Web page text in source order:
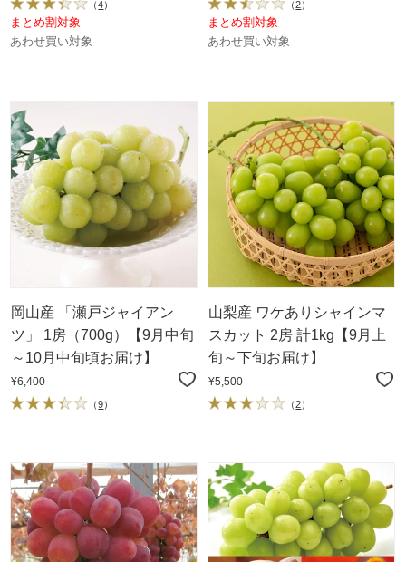
（4）
まとめ割対象
あわせ買い対象
（2）
まとめ割対象
あわせ買い対象
岡山産 「瀬戸ジャイアン
ツ」 1房（700g）【9月中旬
～10月中旬頃お届け】
¥6,400
（9）
山梨産 ワケありシャインマ
スカット 2房 計1kg【9月上
旬～下旬お届け】
¥5,500
（2）